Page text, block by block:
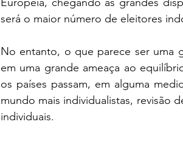
será o maior número de eleitores
No entanto, o que parece ser uma
em uma grande ameaça ao
os países passam, em alguma
mundo mais individualistas, revisão
individuais.